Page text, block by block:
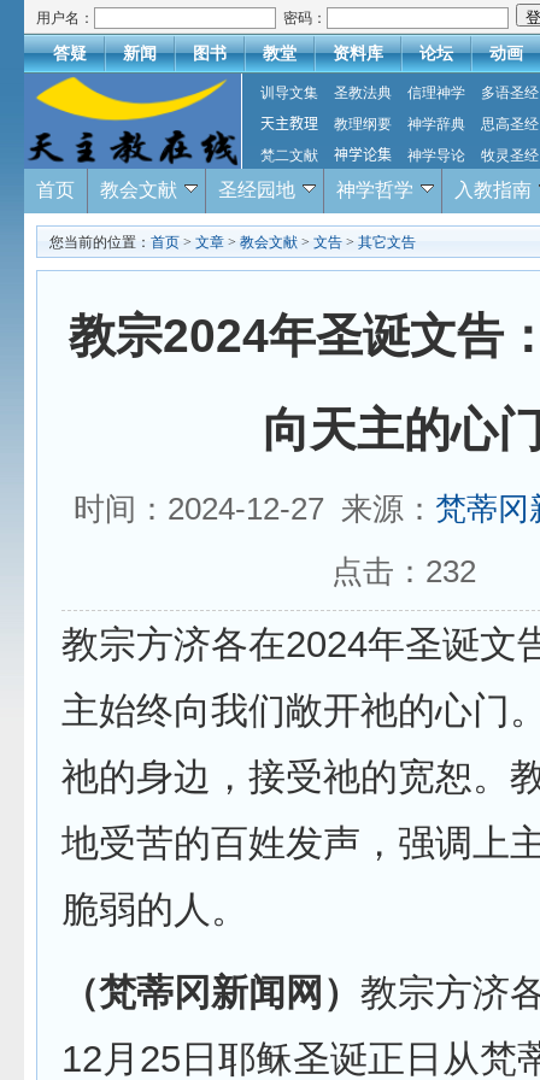
用户名： 密码：
答疑 新闻 图书 教堂 资料库 论坛 动画
训导文集 圣教法典 信理神学
多语圣经
天主教理
教理纲要 神学辞典
思高圣经
梵二文献
神学论集 神学导论 牧灵圣经
首页 教会文献 圣经园地 神学哲学 入教指南
您当前的位置： 首页 > 文章 > 教会文献 > 文告 > 其它文告
教宗2024年圣诞文告
向天主的心
时间：2024-12-27 来源： 梵蒂冈
点击： 232
教宗方济各在2024年圣诞文
主始终向我们敞开祂的心门
祂的身边，接受祂的宽恕。
地受苦的百姓发声，强调上
脆弱的人。
（梵蒂冈新闻网） 教宗方济
12月25日耶稣圣诞正日从梵